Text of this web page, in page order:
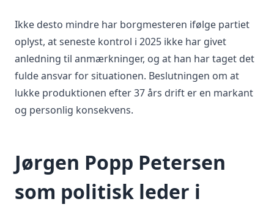
Ikke desto mindre har borgmesteren ifølge partiet
oplyst, at seneste kontrol i 2025 ikke har givet
anledning til anmærkninger, og at han har taget det
fulde ansvar for situationen. Beslutningen om at
lukke produktionen efter 37 års drift er en markant
og personlig konsekvens.
Jørgen Popp Petersen
som politisk leder i